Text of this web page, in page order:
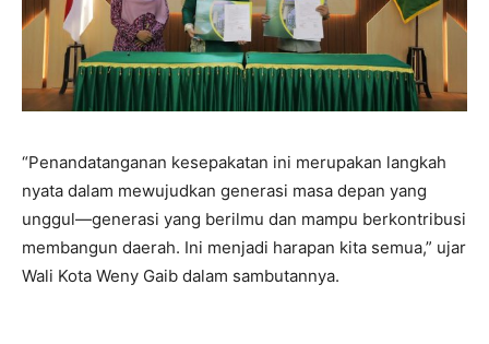
“Penandatanganan kesepakatan ini merupakan langkah
nyata dalam mewujudkan generasi masa depan yang
unggul—generasi yang berilmu dan mampu berkontribusi
membangun daerah. Ini menjadi harapan kita semua,” ujar
Wali Kota Weny Gaib dalam sambutannya.